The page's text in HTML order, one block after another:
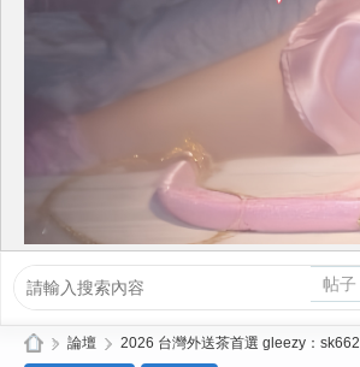
帖子
» 論壇 › 2026 台灣外送茶首選 gleezy：sk662